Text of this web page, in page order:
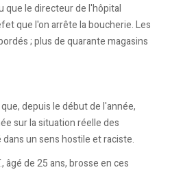
que le directeur de l'hôpital
que l'on arrête la boucherie. Les
; plus de quarante magasins
depuis le début de l'année,
sur la situation réelle des
un sens hostile et raciste.
âgé de 25 ans, brosse en ces